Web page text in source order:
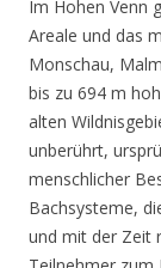
Im Hohen Venn
Areale und das
Monschau,
bis zu 694 m
alten
unberührt,
menschlicher
Bachsysteme,
und mit der Zeit